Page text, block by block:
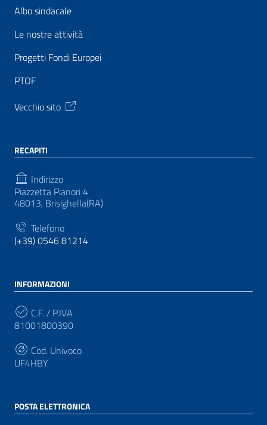
Albo sindacale
Le nostre attività
Progetti Fondi Europei
PTOF
Vecchio sito
RECAPITI
Indirizzo
Piazzetta Pianori 4
48013, Brisighella(RA)
Telefono
(+39) 0546 81214
INFORMAZIONI
C.F. / P.IVA
81001800390
Cod. Univoco
UF4HBY
POSTA ELETTRONICA